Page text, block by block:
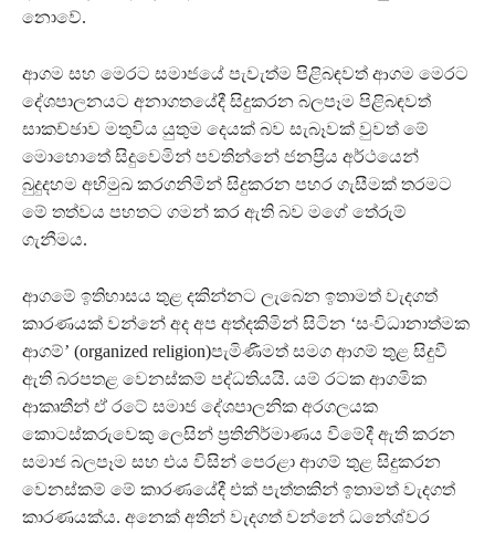
නොවේ.
ආගම සහ මෙරට සමාජයේ පැවැත්ම පිළිබඳවත් ආගම මෙරට
දේශපාලනයට අනාගතයේදී සිදුකරන බලපෑම පිළිබඳවත්
සාකච්ඡාව මතුවිය යුතුම දෙයක් බව සැබෑවක් වුවත් මේ
මොහොතේ සිදුවෙමින් පවතින්නේ ජනප‍්‍රිය අර්ථයෙන්
බුදුදහම අභිමුඛ කරගනිමින් සිදුකරන පහර ගැසීමක් තරමට
මේ තත්වය පහතට ගමන් කර ඇති බව මගේ තේරුම්
ගැනීමය.
ආගමේ ඉතිහාසය තුළ දකින්නට ලැබෙන ඉතාමත් වැදගත්
කාරණයක් වන්නේ අද අප අත්දකිමින් සිටින ‘සංවිධානාත්මක
ආගම්’ (organized religion)පැමිණීමත් සමග ආගම් තුළ සිදුවී
ඇති බරපතළ වෙනස්කම් පද්ධතියයි. යම් රටක ආගමික
ආකෘතීන් ඒ රටේ සමාජ දේශපාලනික අරගලයක
කොටස්කරුවෙකු ලෙසින් ප‍්‍රතිනිර්මාණය වීමේදී ඇති කරන
සමාජ බලපෑම සහ එය විසින් පෙරළා ආගම් තුළ සිදුකරන
වෙනස්කම් මේ කාරණයේදී එක් පැත්තකින් ඉතාමත් වැදගත්
කාරණයක්ය. අනෙක් අතින් වැදගත් වන්නේ ධනේශ්වර